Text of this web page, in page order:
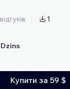
1
Купити за 59 $